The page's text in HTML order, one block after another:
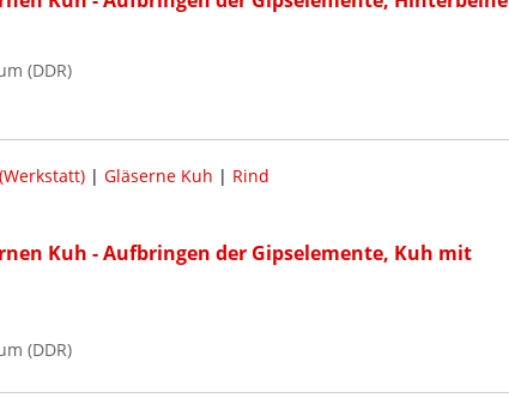
(DDR)
| Gläserne Kuh | Rind
Kuh - Aufbringen der Gipselemente, Kuh mit
(DDR)